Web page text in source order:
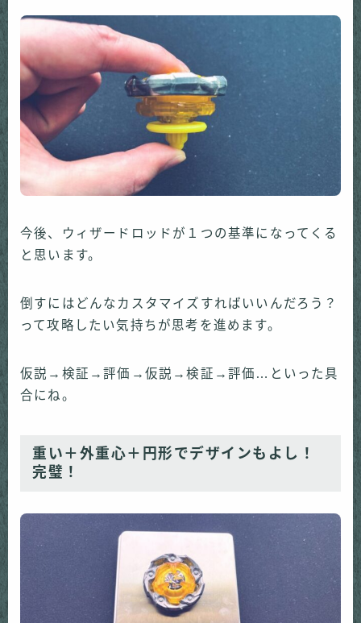
今後、ウィザードロッドが１つの基準になってくる
と思います。
倒すにはどんなカスタマイズすればいいんだろう？
って攻略したい気持ちが思考を進めます。
仮説→検証→評価→仮説→検証→評価…といった具
合にね。
重い＋外重心＋円形でデザインもよし！
完璧！